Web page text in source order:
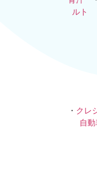
ルト
・ クレ
自